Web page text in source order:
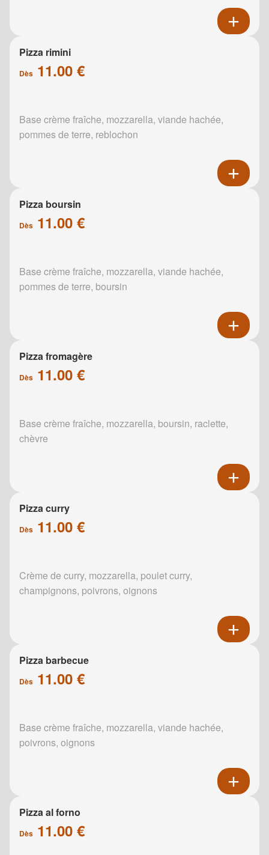
Pizza rimini
Dès 11.00 €
Base crème fraîche, mozzarella, viande hachée,
pommes de terre, reblochon
Pizza boursin
Dès 11.00 €
Base crème fraîche, mozzarella, viande hachée,
pommes de terre, boursin
Pizza fromagère
Dès 11.00 €
Base crème fraîche, mozzarella, boursin, raclette,
chèvre
Pizza curry
Dès 11.00 €
Crème de curry, mozzarella, poulet curry,
champignons, poivrons, oignons
Pizza barbecue
Dès 11.00 €
Base crème fraîche, mozzarella, viande hachée,
poivrons, oignons
Pizza al forno
Dès 11.00 €